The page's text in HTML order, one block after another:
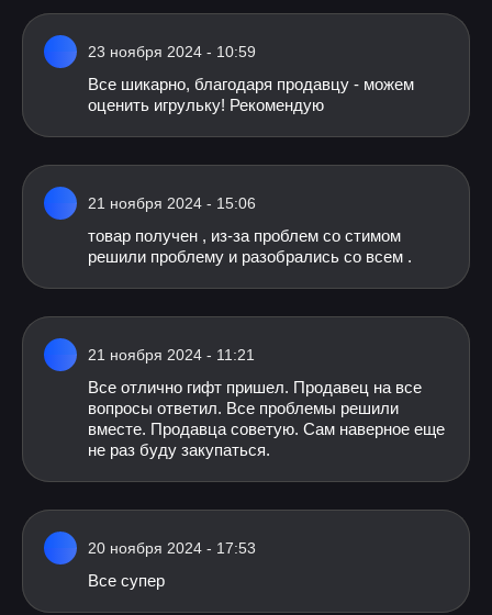
23 ноября 2024 - 10:59
Все шикарно, благодаря продавцу - можем
оценить игрульку! Рекомендую
21 ноября 2024 - 15:06
товар получен , из-за проблем со стимом
решили проблему и разобрались со всем .
21 ноября 2024 - 11:21
Все отлично гифт пришел. Продавец на все
вопросы ответил. Все проблемы решили
вместе. Продавца советую. Сам наверное еще
не раз буду закупаться.
20 ноября 2024 - 17:53
Все супер